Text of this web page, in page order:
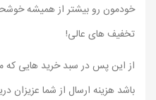
خودمون رو بیشتر از همیشه
تخفیف های عالی!
باشد هزینه ارسال از شما عزیزان